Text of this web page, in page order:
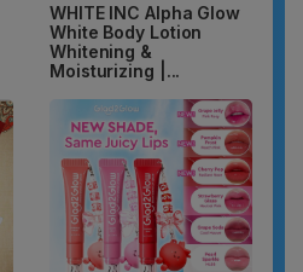
WHITE INC Alpha Glow
White Body Lotion
Whitening &
Moisturizing |...